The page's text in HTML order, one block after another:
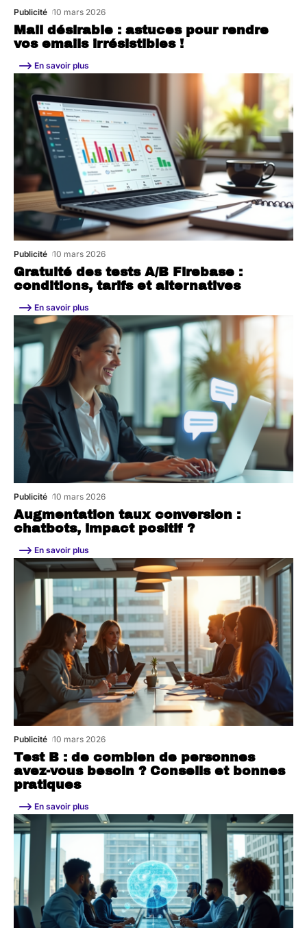
Mail désirable : astuces pour rendre
vos emails irrésistibles !
Publicité 10 mars 2026
En savoir plus
Gratuité des tests A/B Firebase :
conditions, tarifs et alternatives
Publicité 10 mars 2026
En savoir plus
Augmentation taux conversion :
chatbots, impact positif ?
Publicité 10 mars 2026
En savoir plus
Test B : de combien de personnes
avez-vous besoin ? Conseils et bonnes
pratiques
Publicité 10 mars 2026
En savoir plus